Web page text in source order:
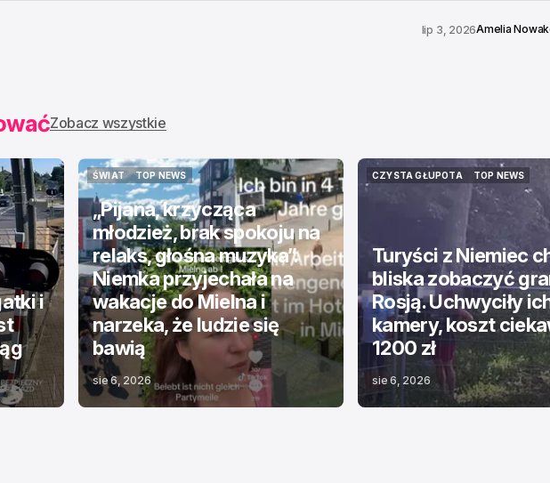
lip 3, 2026Amelia
Zobacz wszystkie
i
ŚWIAT
ŚWIAT
TOP NEWS
TOP NEWS
„Pijana, krzycząca
młodzież, brak spokoju na
relaks, głośna muzyka”.
Niemka przyjechała na
wakacje do Mielna i
narzeka, że ludzie się
bawią
sie 6, 2026
CZYSTA GŁUPOTA
TOP NEWS
TOP NEWS
Turyści z Niemiec
bliska zobaczyć
Rosją. Uchwyciły
kamery, koszt
1200 zł
sie 6, 2026